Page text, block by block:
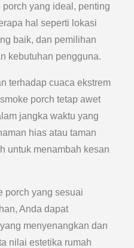
yang ideal, penting
hal seperti lokasi
baik, dan pemilihan
kebutuhan pengguna.
terhadap cuaca ekstrem
porch tetap awet
jangka waktu yang
hias atau taman
untuk menambah kesan
porch yang sesuai
Anda dapat
menyenangkan dan
nilai estetika rumah